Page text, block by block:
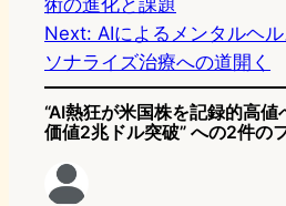
術の進化と課題
Next: AIによるメンタルヘ
ソナライズ治療への道開く
“AI熱狂が米国株を記録的高
価値2兆ドル突破” への2件の